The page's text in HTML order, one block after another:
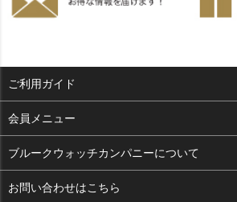
ご利用ガイド
よくある質問
支払い・送料
お客様の声
会員メニュー
ログイン
お気に入り
ブルークウォッチカンパニーについて
会社概要
お問い合わせはこちら